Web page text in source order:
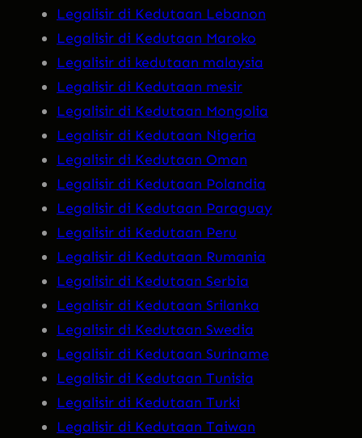
Legalisir di Kedutaan Lebanon
Legalisir di Kedutaan Maroko
Legalisir di kedutaan malaysia
Legalisir di Kedutaan mesir
Legalisir di Kedutaan Mongolia
Legalisir di Kedutaan Nigeria
Legalisir di Kedutaan Oman
Legalisir di Kedutaan Polandia
Legalisir di Kedutaan Paraguay
Legalisir di Kedutaan Peru
Legalisir di Kedutaan Rumania
Legalisir di Kedutaan Serbia
Legalisir di Kedutaan Srilanka
Legalisir di Kedutaan Swedia
Legalisir di Kedutaan Suriname
Legalisir di Kedutaan Tunisia
Legalisir di Kedutaan Turki
Legalisir di Kedutaan Taiwan